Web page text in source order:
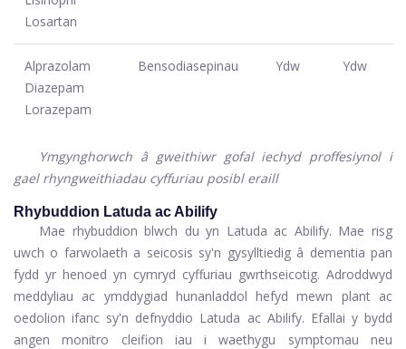
Losartan
Alprazolam
Diazepam
Lorazepam
Bensodiasepinau Ydw Ydw
Ymgynghorwch â gweithiwr gofal iechyd proffesiynol i
gael rhyngweithiadau cyffuriau posibl eraill
Rhybuddion Latuda ac Abilify
Mae rhybuddion blwch du yn Latuda ac Abilify. Mae risg
uwch o farwolaeth a seicosis sy'n gysylltiedig â dementia pan
fydd yr henoed yn cymryd cyffuriau gwrthseicotig. Adroddwyd
meddyliau ac ymddygiad hunanladdol hefyd mewn plant ac
oedolion ifanc sy'n defnyddio Latuda ac Abilify. Efallai y bydd
angen monitro cleifion iau i waethygu symptomau neu